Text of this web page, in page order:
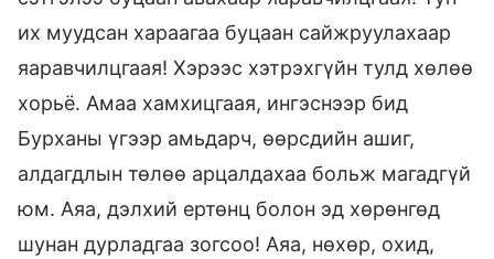
их муудсан хараагаа буцаан сайжруулахаар
яаравчилцгаая! Хэрээс хэтрэхгүйн тулд хөлөө
хорьё. Амаа хамхицгаая, ингэснээр бид
Бурханы үгээр амьдарч, өөрсдийн ашиг,
алдагдлын төлөө арцалдахаа больж магадгүй
юм. Аяа, дэлхий ертөнц болон эд хөрөнгөд
шунан дурладгаа зогсоо! Аяа, нөхөр, охид,